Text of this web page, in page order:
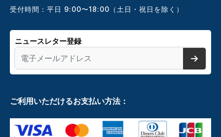
受付時間：平日 9:00〜18:00（土日・祝日を除く）
ニュースレター登録
ご利用いただけるお支払い方法：